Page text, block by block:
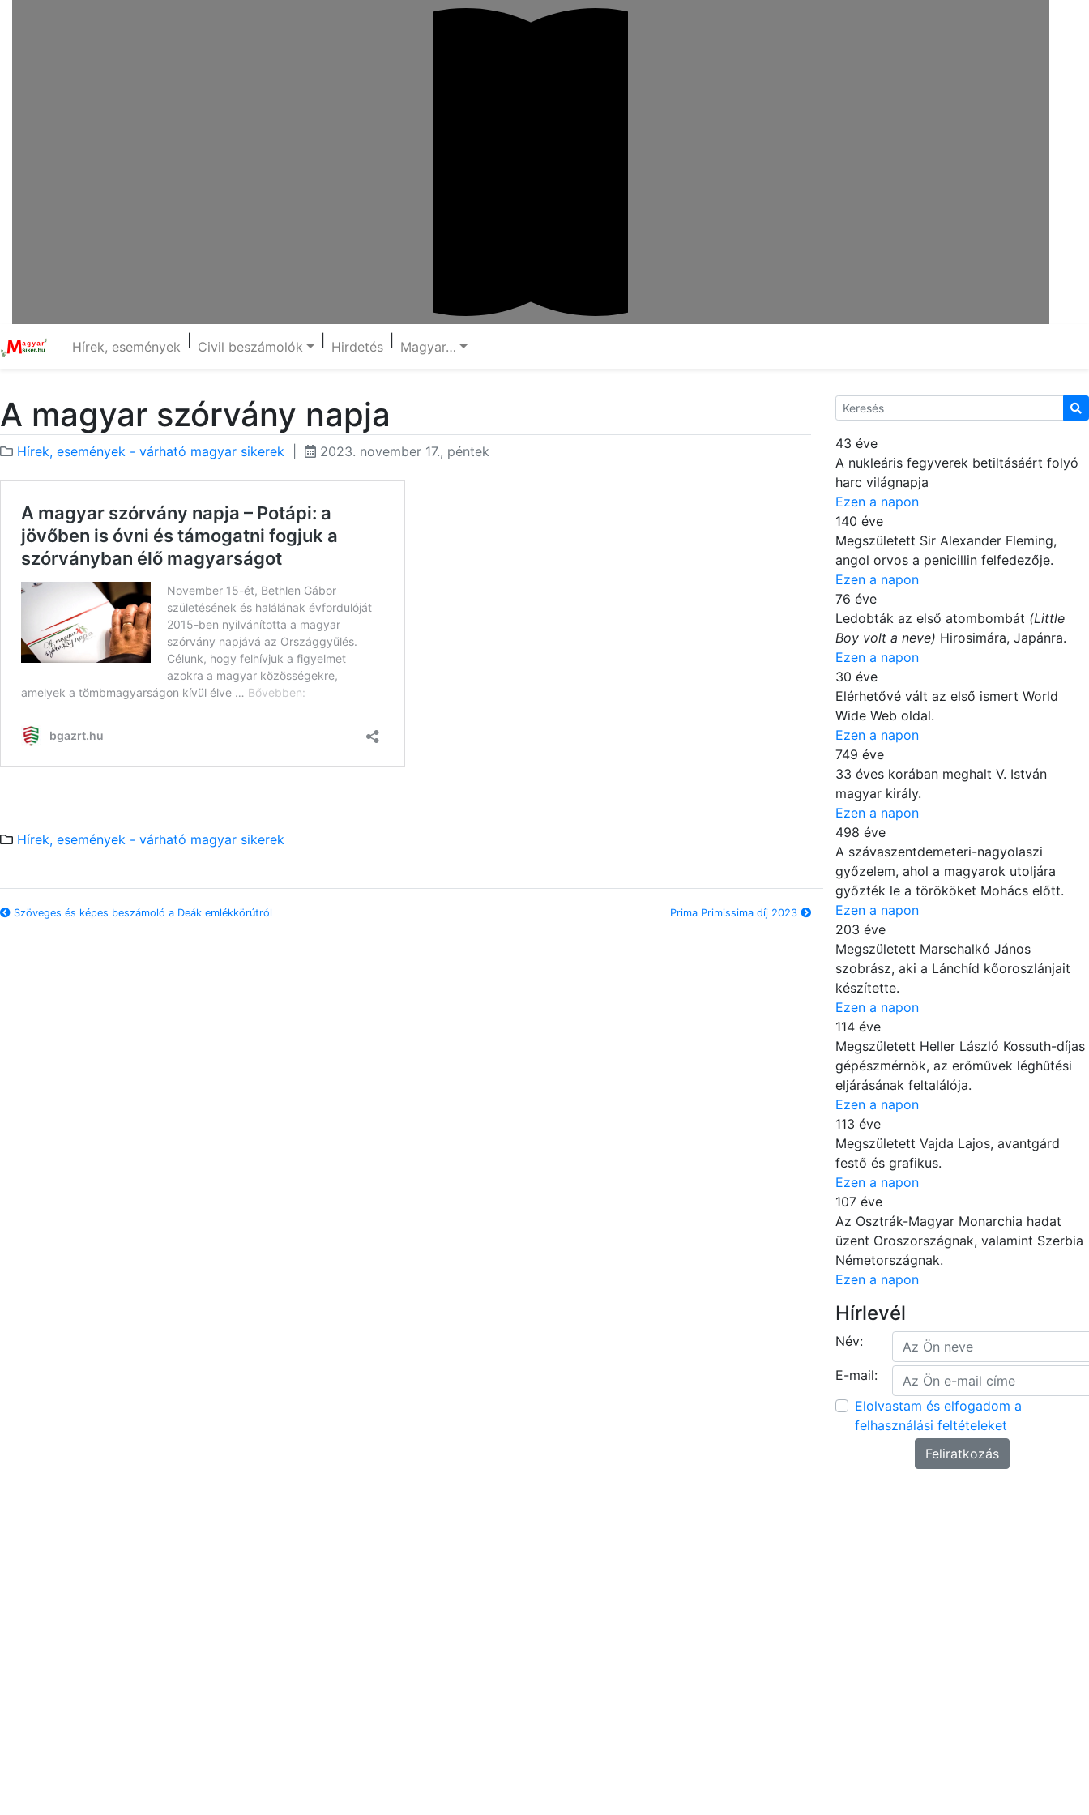
Hírek, események Civil beszámolók Hirdetés Magyar…
A magyar szórvány napja
Hírek, események - várható magyar sikerek 2023. november 17., péntek
Hírek, események - várható magyar sikerek
Szöveges és képes beszámoló a Deák emlékkörútról Prima Primissima díj 2023
43 éve
A nukleáris fegyverek betiltásáért folyó
harc világnapja
Ezen a napon
140 éve
Megszületett Sir Alexander Fleming,
angol orvos a penicillin felfedezője.
Ezen a napon
76 éve
Ledobták az első atombombát (Little
Boy volt a neve) Hirosimára, Japánra.
Ezen a napon
30 éve
Elérhetővé vált az első ismert World
Wide Web oldal.
Ezen a napon
749 éve
33 éves korában meghalt V. István
magyar király.
Ezen a napon
498 éve
A szávaszentdemeteri-nagyolaszi
győzelem, ahol a magyarok utoljára
győzték le a törököket Mohács előtt.
Ezen a napon
203 éve
Megszületett Marschalkó János
szobrász, aki a Lánchíd kőoroszlánjait
készítette.
Ezen a napon
114 éve
Megszületett Heller László Kossuth-díjas
gépészmérnök, az erőművek léghűtési
eljárásának feltalálója.
Ezen a napon
113 éve
Megszületett Vajda Lajos, avantgárd
festő és grafikus.
Ezen a napon
107 éve
Az Osztrák-Magyar Monarchia hadat
üzent Oroszországnak, valamint Szerbia
Németországnak.
Ezen a napon
Hírlevél
Név:
E-mail:
Elolvastam és elfogadom a
felhasználási feltételeket